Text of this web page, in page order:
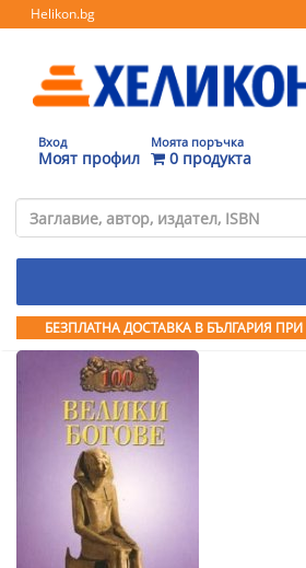
Helikon.bg
Вход
Моят профил
Моята поръчка
0 продукта
БЕЗПЛАТНА ДОСТАВКА В БЪЛГАРИЯ